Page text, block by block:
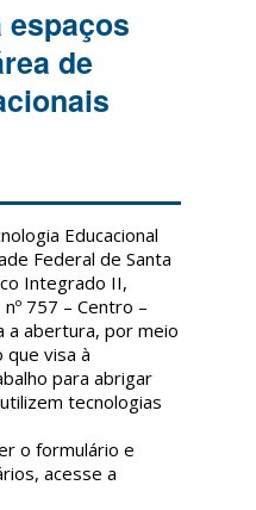
de
Educacional
Federal de Santa
Integrado II,
757 – Centro –
a abertura, por meio
visa à
para abrigar
tecnologias
o formulário e
acesse a